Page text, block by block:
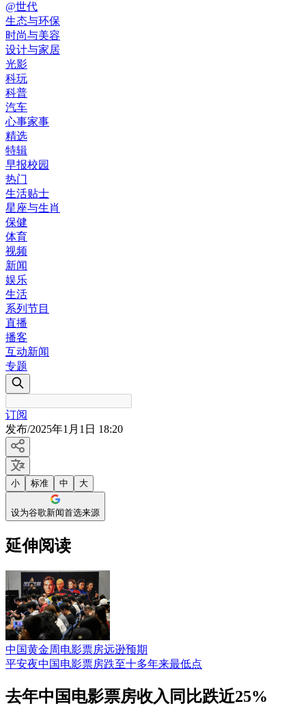
@世代
生态与环保
时尚与美容
设计与家居
光影
科玩
科普
汽车
心事家事
精选
特辑
早报校园
热门
生活贴士
星座与生肖
保健
体育
视频
新闻
娱乐
生活
系列节目
直播
播客
互动新闻
专题
订阅
发布/2025年1月1日 18:20
小 标准 中 大
设为谷歌新闻首选来源
延伸阅读
中国黄金周电影票房远逊预期
平安夜中国电影票房跌至十多年来最低点
去年中国电影票房收入同比跌近25%